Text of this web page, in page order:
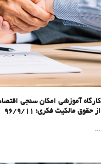
کارگاه آموزشی امکان سنجی
از حقوق مالکیت فکری؛ 96/9/11
...